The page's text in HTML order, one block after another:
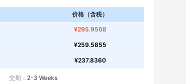
价格（含税）
¥295.9508
¥259.5855
¥237.8360
交期： 2-3 Weeks